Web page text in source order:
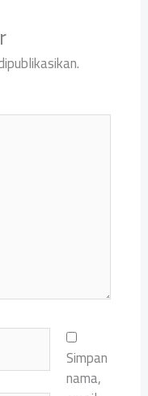
Simpan
nama,